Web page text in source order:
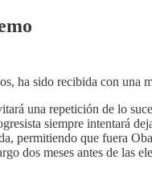
ha sido recibida con una
una repetición de lo
siempre intentará
permitiendo que fuera
dos meses antes de las